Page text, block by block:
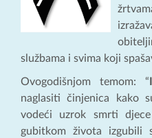
službama i svima koji
Ovogodišnjom temom: “
naglasiti činjenica kako
vodeći uzrok smrti
gubitkom života izgubili